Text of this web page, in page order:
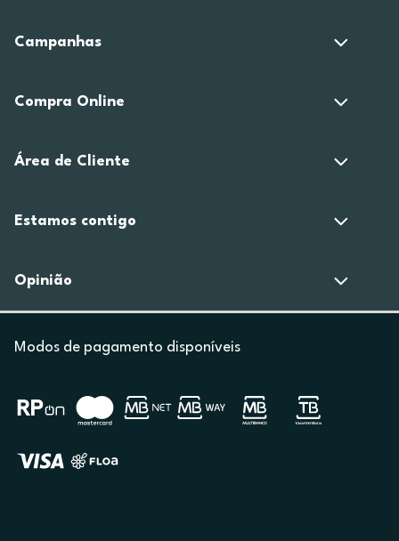
Campanhas
Compra Online
Área de Cliente
Estamos contigo
Opinião
Modos de pagamento disponíveis